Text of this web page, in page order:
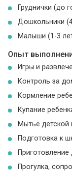
Груднички (до
Дошкольники
Малыши (1-3
Опыт
Игры и
Контроль за
Кормление
Купание
Мытье детской
Подготовка к
Приготовление
Прогулка,